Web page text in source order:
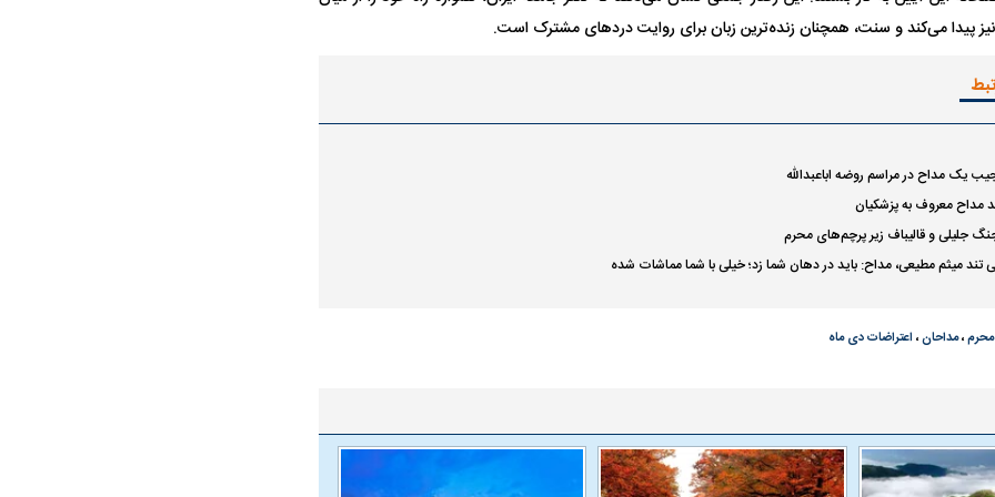
پیدا می‌کند و سنت، همچنان زنده‌ترین زبان برای روایت درد‌های مشترک است.
یک مداح در مراسم روضه اباعبدالله
مداح معروف به پزشکیان
جلیلی و قالیباف زیر پرچم‌های محرم
تند میثم مطیعی، مداح: باید در دهان شما زد؛ خیلی با شما مماشات شده
محرم،مداحان، اعتراضات دی ماه
به کویت با
سخنرانی دیده نشده آیت‌الله هاشمی
ببینید| انیمیشن لگویی حمله به کویت با
چیست؟